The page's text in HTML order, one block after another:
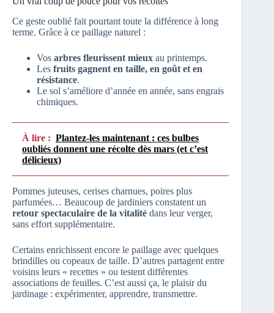
Ce geste oublié fait pourtant toute la différence à long
terme. Grâce à ce paillage naturel :
Vos arbres fleurissent mieux au printemps.
Les fruits gagnent en taille, en goût et en
résistance.
Le sol s’améliore d’année en année, sans engrais
chimiques.
À lire : Plantez-les maintenant : ces bulbes
oubliés donnent une récolte dès mars (et c’est
délicieux)
Pommes juteuses, cerises charnues, poires plus
parfumées… Beaucoup de jardiniers constatent un
retour spectaculaire de la vitalité dans leur verger,
sans effort supplémentaire.
Certains enrichissent encore le paillage avec quelques
brindilles ou copeaux de taille. D’autres partagent entre
voisins leurs « recettes » ou testent différentes
associations de feuilles. C’est aussi ça, le plaisir du
jardinage : expérimenter, apprendre, transmettre.